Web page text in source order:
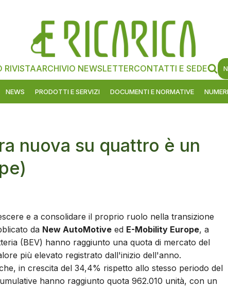
RIVISTAARCHIVIO NEWSLETTERCONTATTI E SEDE
NEWS PRODOTTI E SERVIZI DOCUMENTI E NORMATIVE
nuova su quattro è un
e a consolidare il proprio ruolo nella transizione
da New AutoMotive ed E-Mobility Europe, a
(BEV) hanno raggiunto una quota di mercato del
più elevato registrato dall'inizio dell'anno.
in crescita del 34,4% rispetto allo stesso periodo del
hanno raggiunto quota 962.010 unità, con un